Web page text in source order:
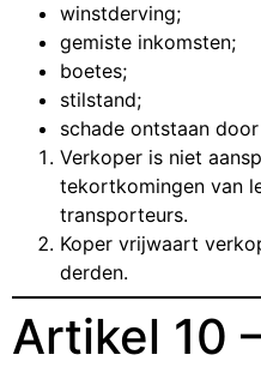
winstderving;
gemiste inkomsten;
boetes;
stilstand;
schade ontstaan
Verkoper is niet
tekortkomingen van
transporteurs.
Koper vrijwaart
derden.
Artikel 10